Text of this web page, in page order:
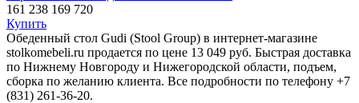
161 238 169 720
Купить
Обеденный стол Gudi (Stool Group) в интернет-магазине
stolkomebeli.ru продается по цене 13 049 руб. Быстрая доставка
по Нижнему Новгороду и Нижегородской области, подъем,
сборка по желанию клиента. Все подробности по телефону +7
(831) 261-36-20.